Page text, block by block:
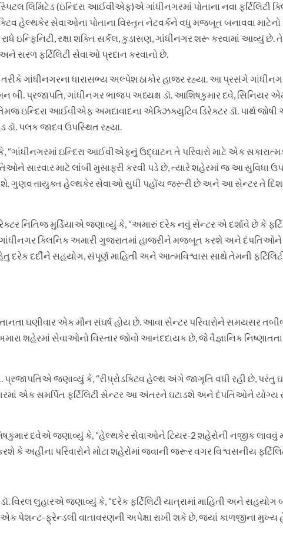
લિમિટેડ (ઇન્દિરા આઈવીએફ)એ ગાંધીનગરમાં પોતાના નવા ફર્ટિલિટી
હેલ્થકેર સેવાઓના પોતાના વિસ્તૃત નેટવર્કને વધુ મજબૂત બનાવવા
ઇન્ફિનિટી, રક્ષા શક્તિ સર્કલ, કુડાસણ, ગાંધીનગર શરૂ કરવામાં આવ્યું છે.
સરળ ફર્ટિલિટી સેવાઓ પ્રદાન કરવાનો છે.
ગાંધીનગરના ધારાસભ્ય અલ્પેશ ઠાકોર હાજર રહ્યા. આ પ્રસંગે
પ્રજાપતિ, ગાંધીનગર ભાજપ અધ્યક્ષ ડૉ. આશિષકુમાર દવે, સિનિયર
ઇન્દિરા આઈવીએફ અમદાવાદના એક્ઝિક્યુટિવ ડિરેક્ટર ડૉ. પાર્થ જોષી
પલક જાદવ ઉપસ્થિત રહ્યા.
“ગાંધીનગરમાં ઇન્દિરા આઈવીએફનું ઉદ્ઘાટન તે પરિવારો માટે એક
સારવાર માટે લાંબી મુસાફરી કરવી પડે છે, ત્યારે શહેરમાં જ આ સુવિધા
ગુણવત્તાયુક્ત હેલ્થકેર સેવાઓ સુધી પહોંચ જરૂરી છે અને આ સેન્ટર તે
નિતિજ મુર્ડિયાએ જણાવ્યું કે, “અમારું દરેક નવું સેન્ટર એ દર્શાવે છે કે
ક્લિનિક અમારી ગુજરાતમાં હાજરીને મજબૂત કરશે અને દંપતિઓને
દરેક દર્દીને સહયોગ, સંપૂર્ણ માહિતી અને આત્મવિશ્વાસ સાથે તેમની
ઘણીવાર એક મૌન સંઘર્ષ હોય છે. આવા સેન્ટર પરિવારોને સમયસર
શહેરમાં સેવાઓનો વિસ્તાર જોવો આનંદદાયક છે, જે વૈજ્ઞાનિક
જણાવ્યું કે, “રીપ્રોડક્ટિવ હેલ્થ અંગે જાગૃતિ વધી રહી છે, પરંતુ
એક સમર્પિત ફર્ટિલિટી સેન્ટર આ અંતરને ઘટાડશે અને દંપતિઓને યોગ્ય
દવેએ જણાવ્યું કે, “હેલ્થકેર સેવાઓને ટિયર-2 શહેરોની નજીક લાવવું
કે અહીંના પરિવારોને મોટા શહેરોમાં જવાની જરૂર વગર વિશ્વસનીય
વિરલ લુહારએ જણાવ્યું કે, “દરેક ફર્ટિલિટી યાત્રામાં માહિતી અને
પેશન્ટ-ફ્રેન્ડલી વાતાવરણની અપેક્ષા રાખી શકે છે, જ્યાં કાળજીના મુખ્ય હેતુ